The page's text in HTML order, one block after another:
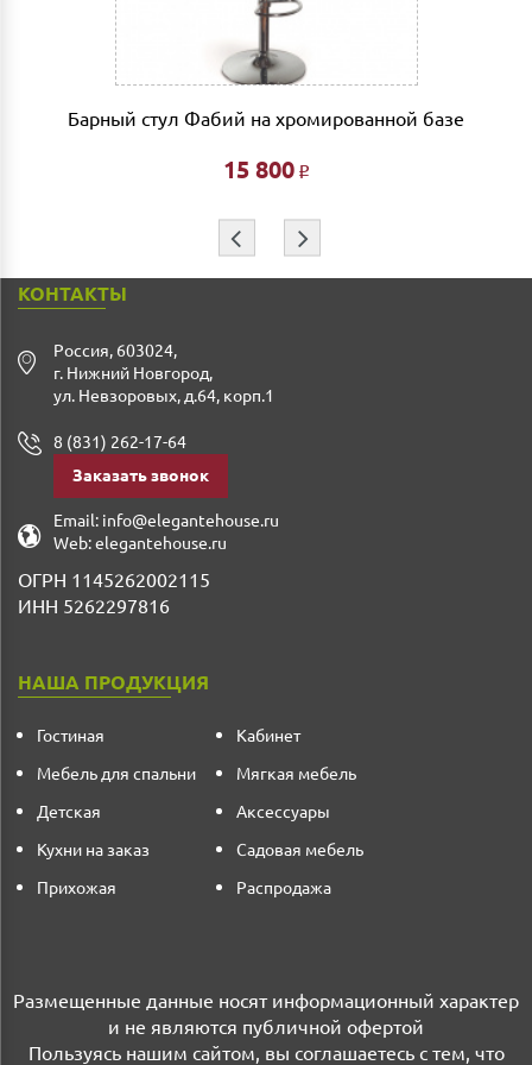
фиксированной- 3% от стоимости заказа.
Дата доставки, выгрузки и сборки обговаривается
индивидуально.
Ждем Вас в нашем салоне и желаем Вам приятных
⇦
Барный стул Фабий на хромированной базе
15 800 Р
⇨
КОНТАКТЫ
Россия, 603024,
г. Нижний Новгород,
ул. Невзоровых, д.64, корп.1
8 (831) 262-17-64
Заказать звонок
Email: info@elegantehouse.ru
Web:elegantehouse.ru
ОГРН 1145262002115
ИНН 5262297816
НАША ПРОДУКЦИЯ
Гостиная
Мебель для спальни
Детская
Кухни на заказ
Прихожая
Кабинет
Мягкая мебель
Аксессуары
Садовая мебель
Распродажа
Размещенные данные носят информационный характер
и не являются публичной офертой
Пользуясь нашим сайтом, вы соглашаетесь с тем, что